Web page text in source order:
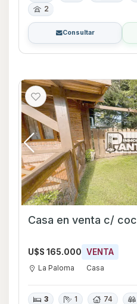
2
Consultar
Casa en venta c/
U$S 165.000 VENTA
La Paloma Casa
3 1 74